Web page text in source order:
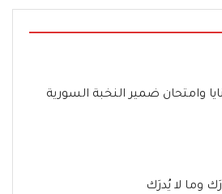
وامتحان ضمير النخبة السورية
وما لا يُدرَك